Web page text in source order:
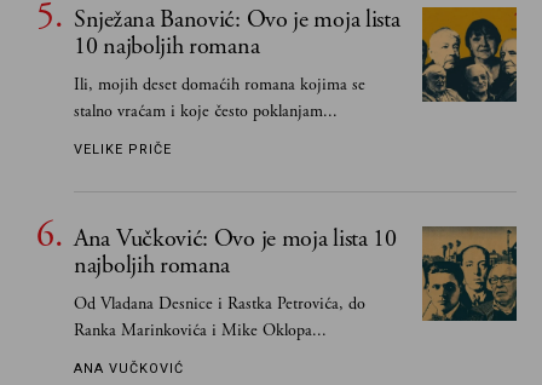
Snježana Banović: Ovo je moja lista
10 najboljih romana
Ili, mojih deset domaćih romana kojima se
stalno vraćam i koje često poklanjam...
VELIKE PRIČE
Ana Vučković: Ovo je moja lista 10
najboljih romana
Od Vladana Desnice i Rastka Petrovića, do
Ranka Marinkovića i Mike Oklopa...
ANA VUČKOVIĆ